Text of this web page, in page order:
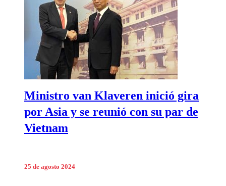
Ministro van Klaveren inició gira
por Asia y se reunió con su par de
Vietnam
25 de agosto 2024